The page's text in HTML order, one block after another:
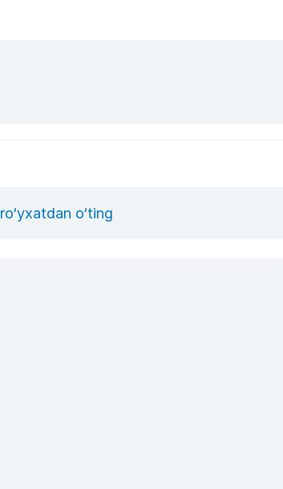
ro‘yxatdan o‘ting